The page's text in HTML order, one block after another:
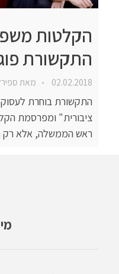
הקלטות
התקשורת
02.02.2018 מאת
התקשורת בוחרת
ציבורית" ומפרסמת
ראש הממשלה, אלא רק